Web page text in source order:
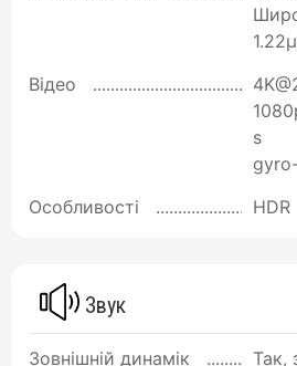
Відео
s
Особливості
HDR
Звук
Зовнішній динамік
Так,